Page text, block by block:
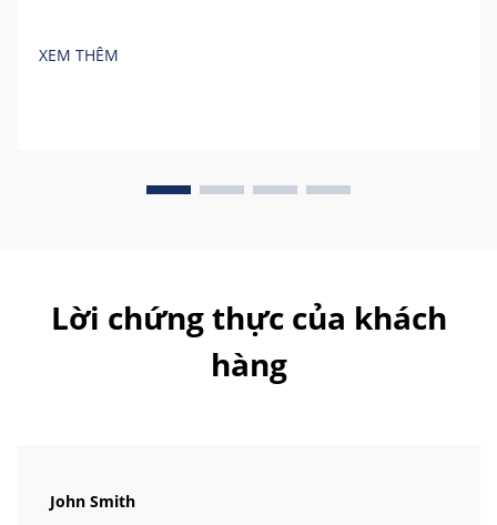
XEM THÊM
Lời chứng thực của khách
hàng
John Smith